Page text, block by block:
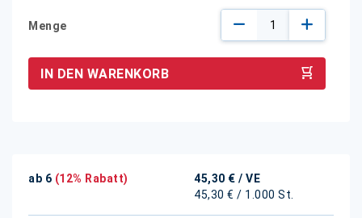
Menge
IN DEN WARENKORB
ab 6 (12% Rabatt) 45,30 € / VE
45,30 € / 1.000 St.